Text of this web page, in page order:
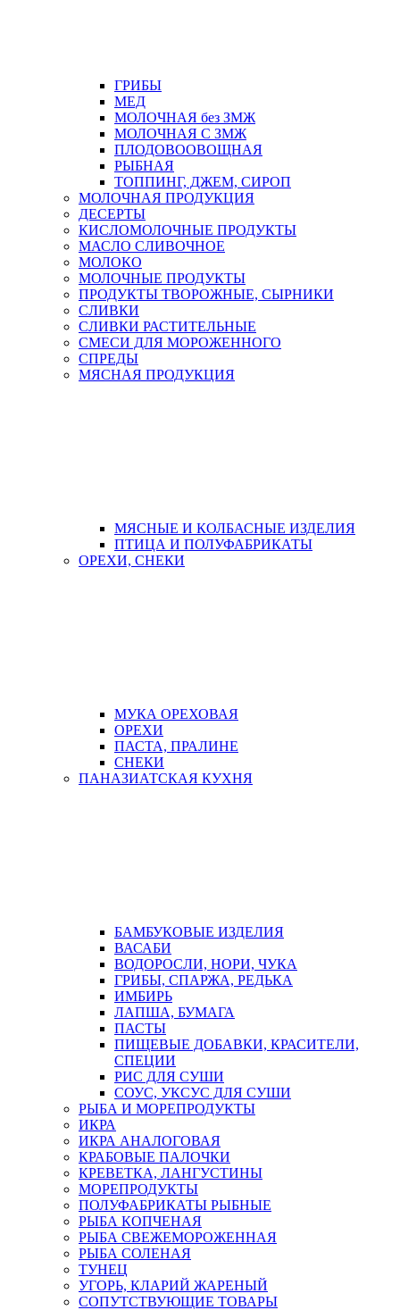
ГРИБЫ
МЕД
МОЛОЧНАЯ без ЗМЖ
МОЛОЧНАЯ С ЗМЖ
ПЛОДОВООВОЩНАЯ
РЫБНАЯ
ТОППИНГ, ДЖЕМ, СИРОП
МОЛОЧНАЯ ПРОДУКЦИЯ
ДЕСЕРТЫ
КИСЛОМОЛОЧНЫЕ ПРОДУКТЫ
МАСЛО СЛИВОЧНОЕ
МОЛОКО
МОЛОЧНЫЕ ПРОДУКТЫ
ПРОДУКТЫ ТВОРОЖНЫЕ, СЫРНИКИ
СЛИВКИ
СЛИВКИ РАСТИТЕЛЬНЫЕ
СМЕСИ ДЛЯ МОРОЖЕННОГО
СПРЕДЫ
МЯСНАЯ ПРОДУКЦИЯ
МЯСНЫЕ И КОЛБАСНЫЕ ИЗДЕЛИЯ
ПТИЦА И ПОЛУФАБРИКАТЫ
ОРЕХИ, СНЕКИ
МУКА ОРЕХОВАЯ
ОРЕХИ
ПАСТА, ПРАЛИНЕ
СНЕКИ
ПАНАЗИАТСКАЯ КУХНЯ
БАМБУКОВЫЕ ИЗДЕЛИЯ
ВАСАБИ
ВОДОРОСЛИ, НОРИ, ЧУКА
ГРИБЫ, СПАРЖА, РЕДЬКА
ИМБИРЬ
ЛАПША, БУМАГА
ПАСТЫ
ПИЩЕВЫЕ ДОБАВКИ, КРАСИТЕЛИ,
СПЕЦИИ
РИС ДЛЯ СУШИ
СОУС, УКСУС ДЛЯ СУШИ
РЫБА И МОРЕПРОДУКТЫ
ИКРА
ИКРА АНАЛОГОВАЯ
КРАБОВЫЕ ПАЛОЧКИ
КРЕВЕТКА, ЛАНГУСТИНЫ
МОРЕПРОДУКТЫ
ПОЛУФАБРИКАТЫ РЫБНЫЕ
РЫБА КОПЧЕНАЯ
РЫБА СВЕЖЕМОРОЖЕННАЯ
РЫБА СОЛЕНАЯ
ТУНЕЦ
УГОРЬ, КЛАРИЙ ЖАРЕНЫЙ
СОПУТСТВУЮЩИЕ ТОВАРЫ